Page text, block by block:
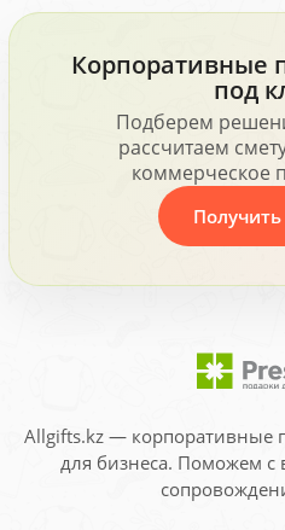
Корпоративные
под
Подберем
рассчитаем
коммерческое
Получить
Allgifts.kz — корпоративные
для бизнеса. Поможем